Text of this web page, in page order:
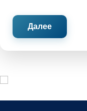
Далее